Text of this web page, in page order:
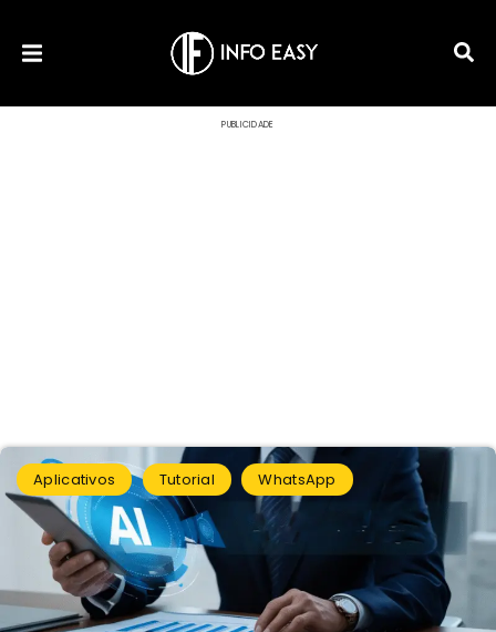
PUBLICIDADE
Aplicativos Tutorial WhatsApp